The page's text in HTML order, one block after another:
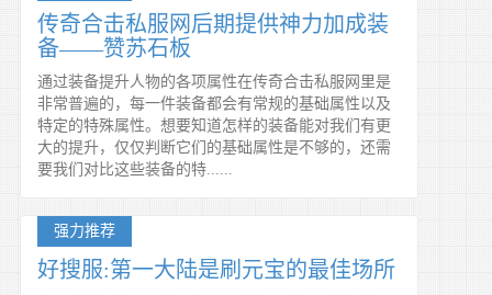
传奇合击私服网后期提供神力加成装
备——赞苏石板
通过装备提升人物的各项属性在传奇合击私服网里是
非常普遍的，每一件装备都会有常规的基础属性以及
特定的特殊属性。想要知道怎样的装备能对我们有更
大的提升，仅仅判断它们的基础属性是不够的，还需
要我们对比这些装备的特......
强力推荐
好搜服:第一大陆是刷元宝的最佳场所